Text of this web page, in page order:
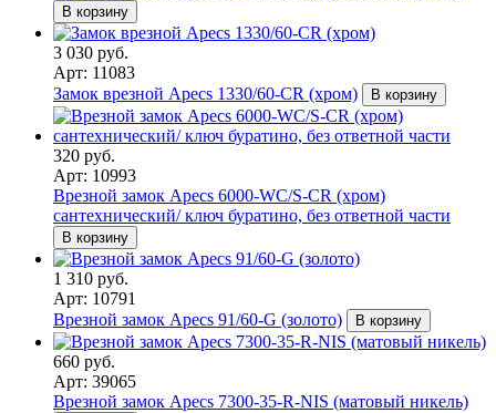
В корзину
3 030 руб.
Арт: 11083
Замок врезной Apecs 1330/60-CR (хром)
В корзину
320 руб.
Арт: 10993
Врезной замок Apecs 6000-WC/S-CR (хром)
сантехнический/ ключ буратино, без ответной части
В корзину
1 310 руб.
Арт: 10791
Врезной замок Apecs 91/60-G (золото)
В корзину
660 руб.
Арт: 39065
Врезной замок Apecs 7300-35-R-NIS (матовый никель)